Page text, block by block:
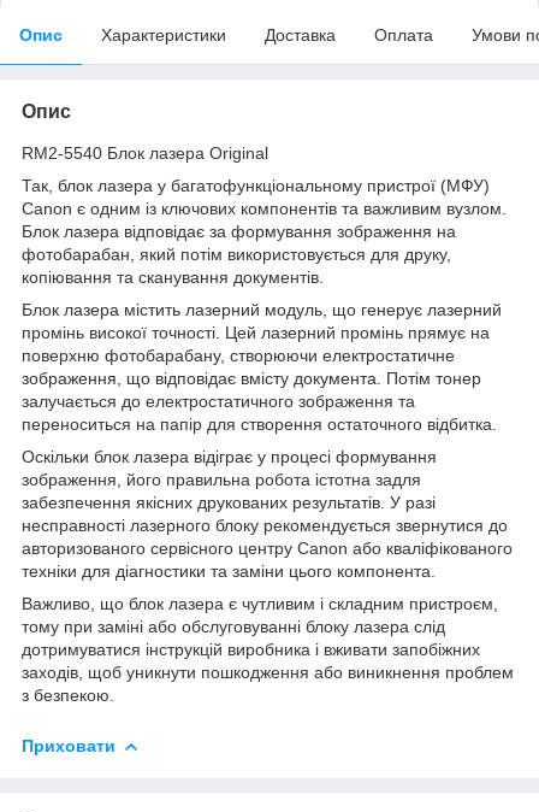
Опис Характеристики Доставка Оплата Умови
Опис
RM2-5540 Блок лазера Original
Так, блок лазера у багатофункціональному пристрої (МФУ)
Canon є одним із ключових компонентів та важливим вузлом.
Блок лазера відповідає за формування зображення на
фотобарабан, який потім використовується для друку,
копіювання та сканування документів.
Блок лазера містить лазерний модуль, що генерує лазерний
промінь високої точності. Цей лазерний промінь прямує на
поверхню фотобарабану, створюючи електростатичне
зображення, що відповідає вмісту документа. Потім тонер
залучається до електростатичного зображення та
переноситься на папір для створення остаточного відбитка.
Оскільки блок лазера відіграє у процесі формування
зображення, його правильна робота істотна задля
забезпечення якісних друкованих результатів. У разі
несправності лазерного блоку рекомендується звернутися до
авторизованого сервісного центру Canon або кваліфікованого
техніки для діагностики та заміни цього компонента.
Важливо, що блок лазера є чутливим і складним пристроєм,
тому при заміні або обслуговуванні блоку лазера слід
дотримуватися інструкцій виробника і вживати запобіжних
заходів, щоб уникнути пошкодження або виникнення проблем
з безпекою.
Приховати